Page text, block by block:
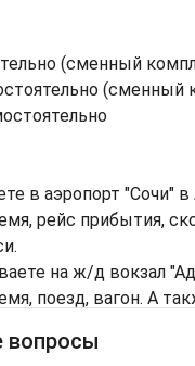
(сменный
(сменный
в аэропорт "Сочи"
рейс прибытия,
на ж/д вокзал
поезд, вагон. А
вопросы